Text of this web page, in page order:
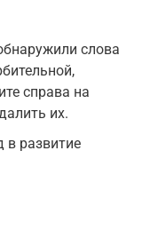
слова
справа на
их.
развитие